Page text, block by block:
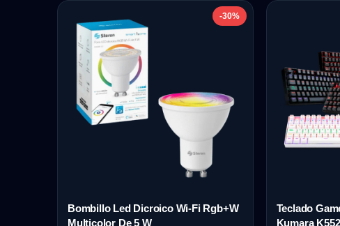
-30%
Bombillo Led Dicroico Wi-Fi Rgb+W
Multicolor De 5 W
Teclado
Kumara